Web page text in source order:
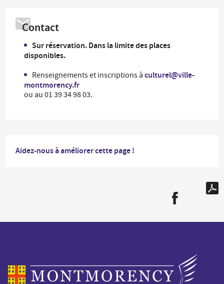
Contact
Sur réservation. Dans la limite des places
disponibles.
Renseignements et inscriptions àculturel@ville-
montmorency.fr
ou au 01 39 34 98 03.
Aidez-nous à améliorer cette page !